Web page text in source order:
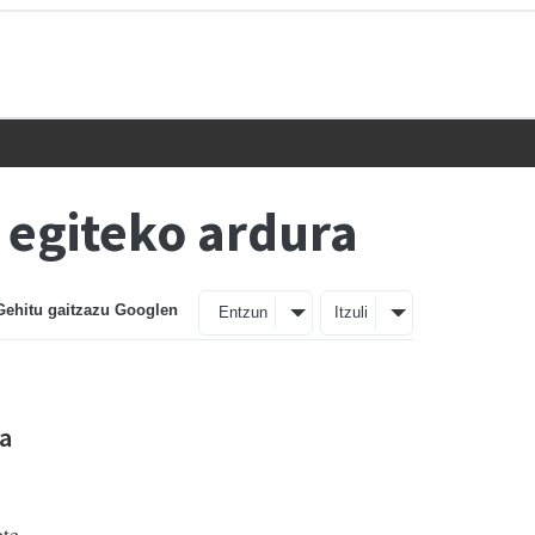
ardura
gaitzazu Googlen Entzun Itzuli